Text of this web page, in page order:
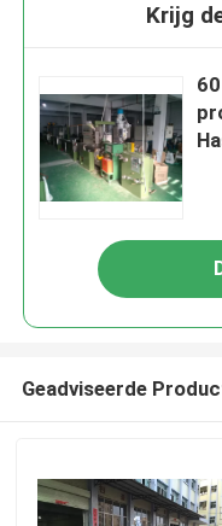
Krijg
Geadviseerde